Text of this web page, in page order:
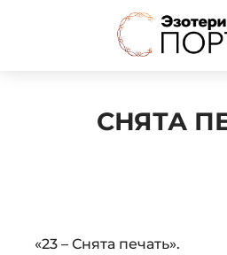
СНЯТА
Audio
«23 – Снята печать».